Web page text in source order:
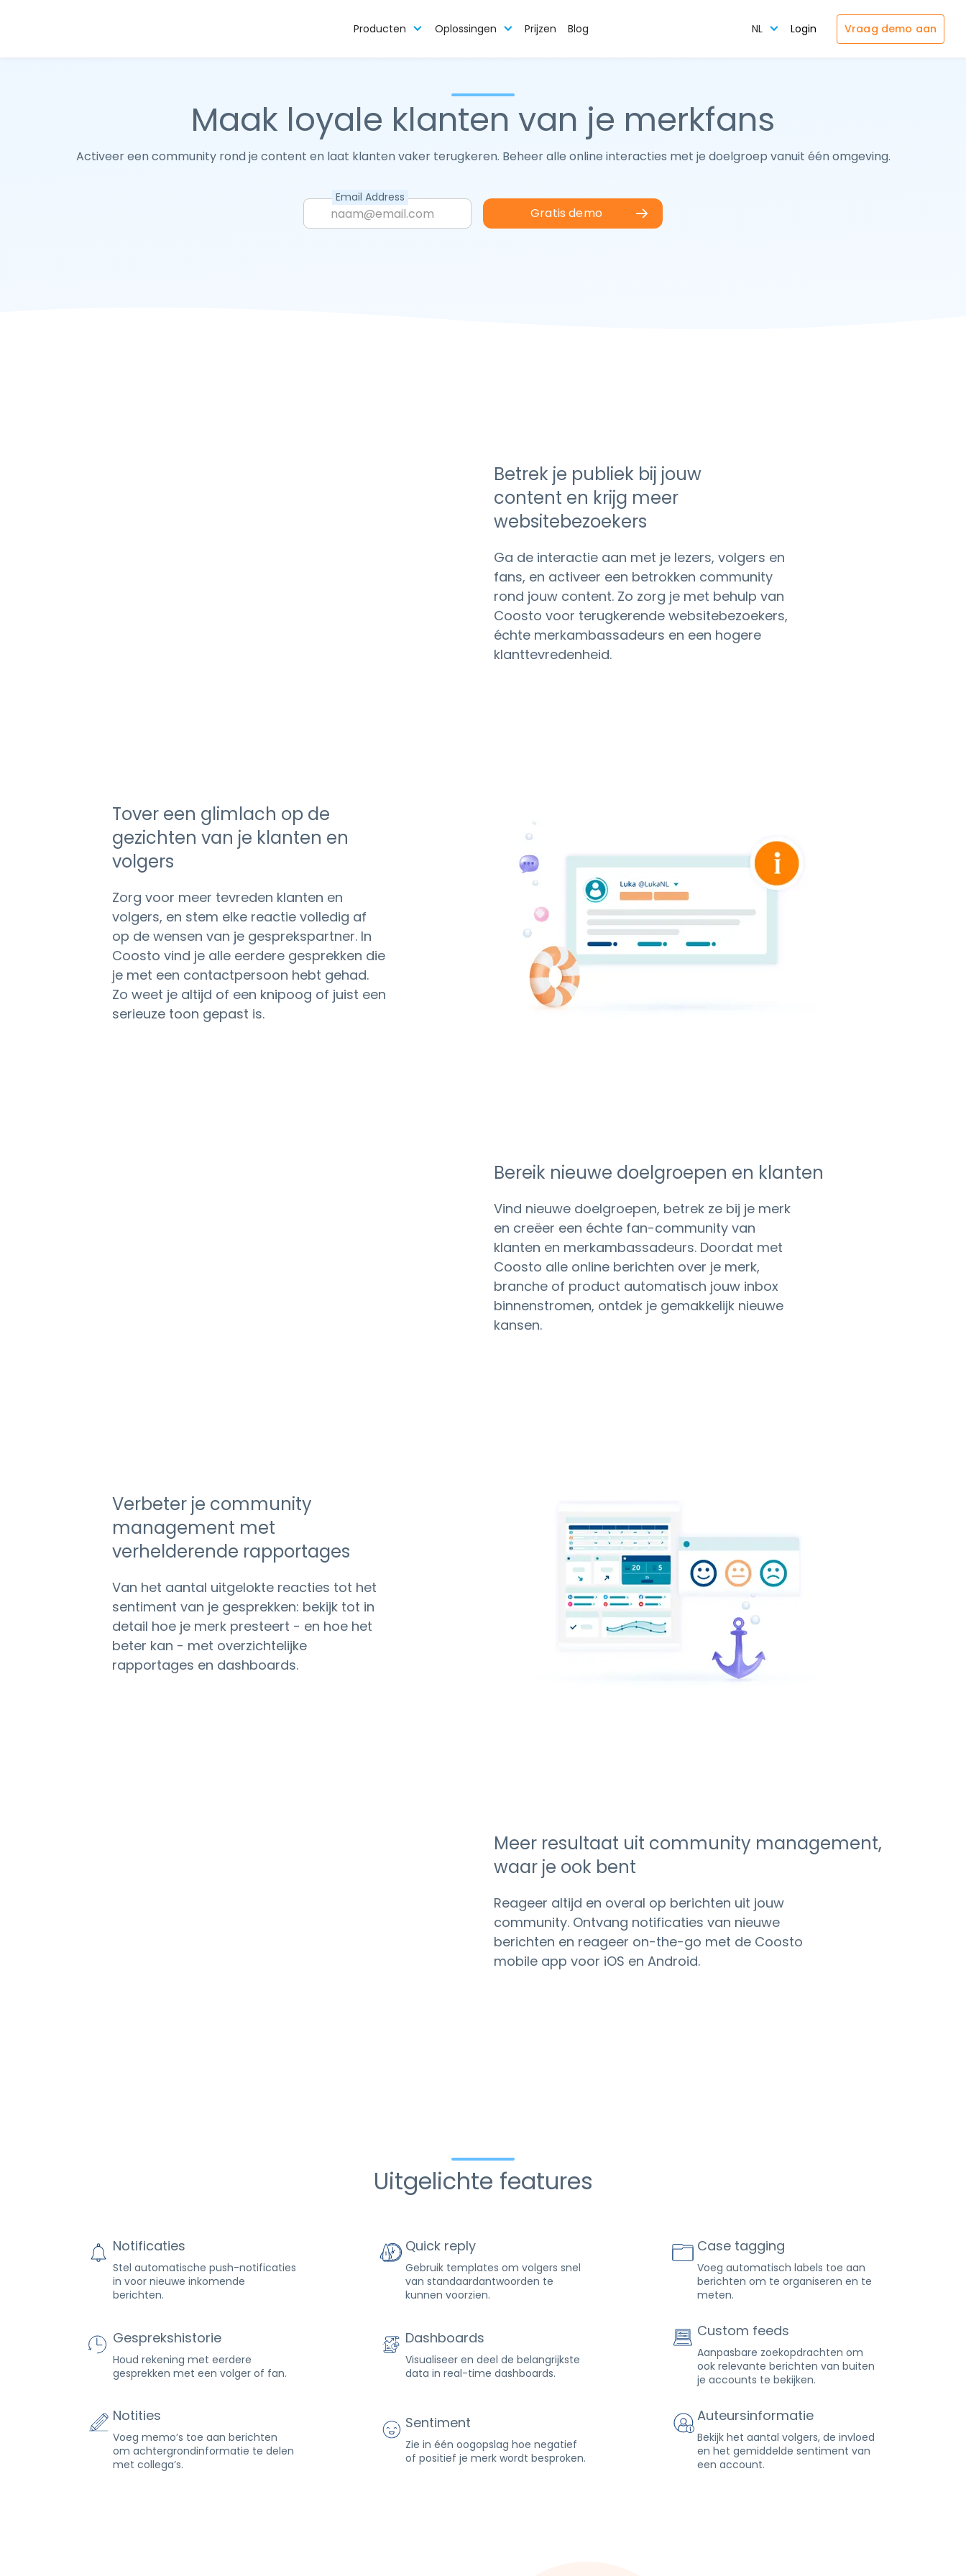
Producten Oplossingen Prijzen Blog NL Login Vraag demo aan
Maak loyale klanten van je merkfans
Activeer een community rond je content en laat klanten vaker terugkeren. Beheer alle online interacties met je doelgroep vanuit één omgeving.
Email Address
Gratis demo
Betrek je publiek bij jouw
content en krijg meer
websitebezoekers
Ga de interactie aan met je lezers, volgers en
fans, en activeer een betrokken community
rond jouw content. Zo zorg je met behulp van
Coosto voor terugkerende websitebezoekers,
échte merkambassadeurs en een hogere
klanttevredenheid.
Tover een glimlach op de
gezichten van je klanten en
volgers
Zorg voor meer tevreden klanten en
volgers, en stem elke reactie volledig af
op de wensen van je gesprekspartner. In
Coosto vind je alle eerdere gesprekken die
je met een contactpersoon hebt gehad.
Zo weet je altijd of een knipoog of juist een
serieuze toon gepast is.
Bereik nieuwe doelgroepen en klanten
Vind nieuwe doelgroepen, betrek ze bij je merk
en creëer een échte fan-community van
klanten en merkambassadeurs. Doordat met
Coosto alle online berichten over je merk,
branche of product automatisch jouw inbox
binnenstromen, ontdek je gemakkelijk nieuwe
kansen.
Verbeter je community
management met
verhelderende rapportages
Van het aantal uitgelokte reacties tot het
sentiment van je gesprekken: bekijk tot in
detail hoe je merk presteert - en hoe het
beter kan - met overzichtelijke
rapportages en dashboards.
Meer resultaat uit community management,
waar je ook bent
Reageer altijd en overal op berichten uit jouw
community. Ontvang notificaties van nieuwe
berichten en reageer on-the-go met de Coosto
mobile app voor iOS en Android.
Uitgelichte features
Notificaties
Stel automatische push-notificaties
in voor nieuwe inkomende
berichten.
Quick reply
Gebruik templates om volgers snel
van standaardantwoorden te
kunnen voorzien.
Case tagging
Voeg automatisch labels toe aan
berichten om te organiseren en te
meten.
Gesprekshistorie
Houd rekening met eerdere
gesprekken met een volger of fan.
Dashboards
Visualiseer en deel de belangrijkste
data in real-time dashboards.
Custom feeds
Aanpasbare zoekopdrachten om
ook relevante berichten van buiten
je accounts te bekijken.
Notities
Voeg memo’s toe aan berichten
om achtergrondinformatie te delen
met collega’s.
Sentiment
Zie in één oogopslag hoe negatief
of positief je merk wordt besproken.
Auteursinformatie
Bekijk het aantal volgers, de invloed
en het gemiddelde sentiment van
een account.